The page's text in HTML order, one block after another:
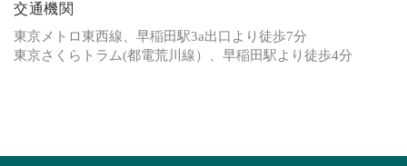
交通機関
東京メトロ東西線、早稲田駅3a出口より徒歩7分
東京さくらトラム(都電荒川線）、早稲田駅より徒歩4分